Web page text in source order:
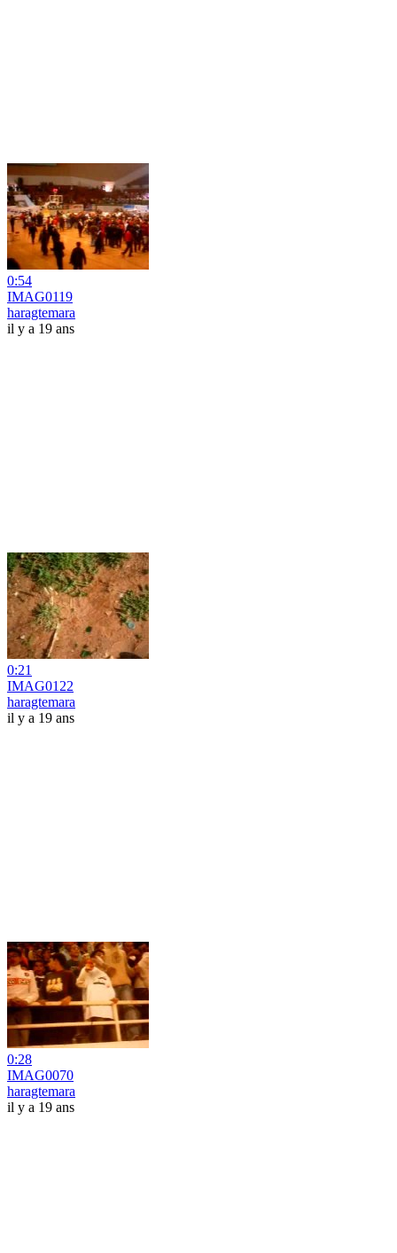
0:54
IMAG0119
haragtemara
il y a 19 ans
0:21
IMAG0122
haragtemara
il y a 19 ans
0:28
IMAG0070
haragtemara
il y a 19 ans